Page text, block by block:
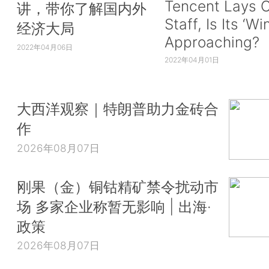
讲，带你了解国内外
经济大局
2022年04月06日
Tencent Lays
Staff, Is Its
Approaching?
2022年04月01日
大西洋观察｜特朗普助力金砖合
作
2026年08月07日
刚果（金）铜钴精矿禁令扰动市
场 多家企业称暂无影响 | 出海·
政策
2026年08月07日